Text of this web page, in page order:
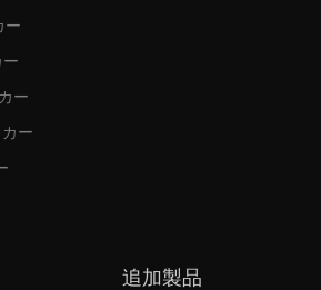
ー
ー
ー
追加製品